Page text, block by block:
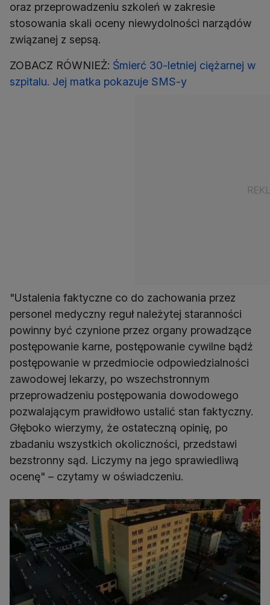
oraz przeprowadzeniu szkoleń w zakresie
stosowania skali oceny niewydolności narządów
związanej z sepsą.
ZOBACZ RÓWNIEŻ: Śmierć 30-letniej ciężarnej w
szpitalu. Jej matka pokazuje SMS-y
"Ustalenia faktyczne co do zachowania przez
personel medyczny reguł należytej staranności
powinny być czynione przez organy prowadzące
postępowanie karne, postępowanie cywilne bądź
postępowanie w przedmiocie odpowiedzialności
zawodowej lekarzy, po wszechstronnym
przeprowadzeniu postępowania dowodowego
pozwalającym prawidłowo ustalić stan faktyczny.
Głęboko wierzymy, że ostateczną opinię, po
zbadaniu wszystkich okoliczności, przedstawi
bezstronny sąd. Liczymy na jego sprawiedliwą
ocenę" – czytamy w oświadczeniu.